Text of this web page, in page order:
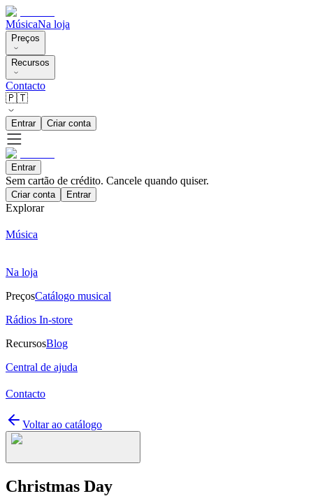
MúsicaNa loja
Preços
Recursos
Contacto
🇵🇹
Entrar Criar conta
Entrar
Sem cartão de crédito. Cancele quando quiser.
Criar conta Entrar
Explorar
Música
Na loja
PreçosCatálogo musical
Rádios In-store
RecursosBlog
Central de ajuda
Contacto
Voltar ao catálogo
Christmas Day